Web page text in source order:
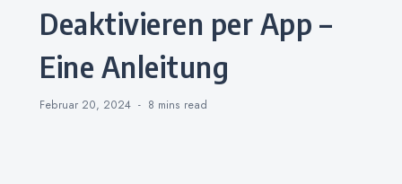
Deaktivieren per App –
Eine Anleitung
Februar 20, 2024 8 mins read